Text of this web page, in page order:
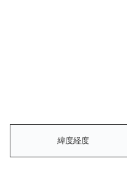
緯度経度